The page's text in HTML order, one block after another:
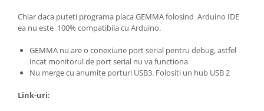
Chiar daca puteti programa placa GEMMA folosind Arduino IDE
ea nu este 100% compatibila cu Arduino.
GEMMA nu are o conexiune port serial pentru debug, astfel
incat monitorul de port serial nu va functiona
Nu merge cu anumite porturi USB3. Folositi un hub USB 2
Link-uri: